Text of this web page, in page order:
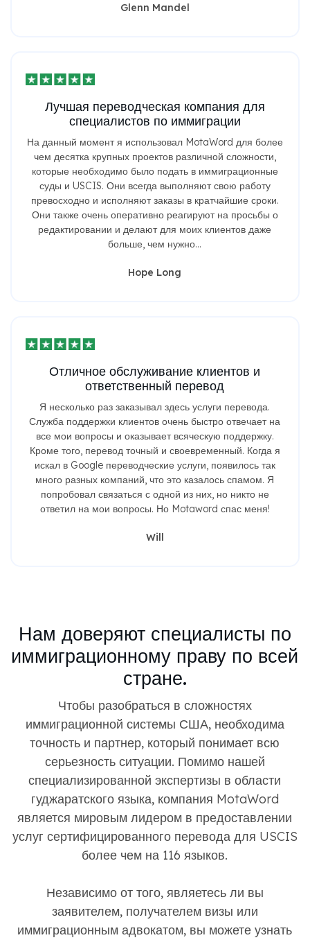
Glenn Mandel
Лучшая переводческая компания для
специалистов по иммиграции
На данный момент я использовал MotaWord для более
чем десятка крупных проектов различной сложности,
которые необходимо было подать в иммиграционные
суды и USCIS. Они всегда выполняют свою работу
превосходно и исполняют заказы в кратчайшие сроки.
Они также очень оперативно реагируют на просьбы о
редактировании и делают для моих клиентов даже
больше, чем нужно...
Hope Long
Отличное обслуживание клиентов и
ответственный перевод
Я несколько раз заказывал здесь услуги перевода.
Служба поддержки клиентов очень быстро отвечает на
все мои вопросы и оказывает всяческую поддержку.
Кроме того, перевод точный и своевременный. Когда я
искал в Google переводческие услуги, появилось так
много разных компаний, что это казалось спамом. Я
попробовал связаться с одной из них, но никто не
ответил на мои вопросы. Но Motaword спас меня!
Will
Нам доверяют специалисты по
иммиграционному праву по всей
стране.
Чтобы разобраться в сложностях
иммиграционной системы США, необходима
точность и партнер, который понимает всю
серьезность ситуации. Помимо нашей
специализированной экспертизы в области
гуджаратского языка, компания MotaWord
является мировым лидером в предоставлении
услуг сертифицированного перевода для USCIS
более чем на 116 языков.
Независимо от того, являетесь ли вы
заявителем, получателем визы или
иммиграционным адвокатом, вы можете узнать